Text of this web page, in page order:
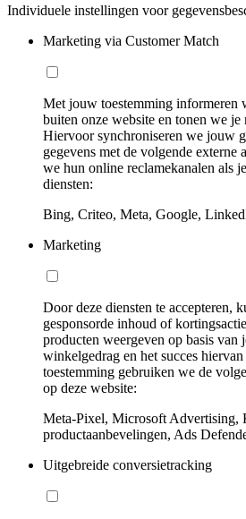
Individuele instellingen voor
Marketing via Customer Match
Met jouw toestemming informeren
buiten onze website en tonen we je
Hiervoor synchroniseren we jouw
gegevens met de volgende externe
we hun online reclamekanalen als
diensten:
Bing, Criteo, Meta, Google,
Marketing
Door deze diensten te accepteren,
gesponsorde inhoud of
producten weergeven op basis van
winkelgedrag en het succes
toestemming gebruiken we de
op deze website:
Meta-Pixel, Microsoft Advertising,
productaanbevelingen, Ads
Uitgebreide conversietracking